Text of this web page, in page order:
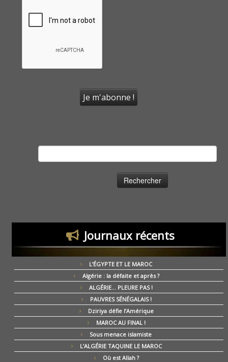
Journaux récents
L’ÉGYPTE ET LE MAROC
Algérie : la défaite et après ?
ALGÉRIE… PLEURE PAS !
PAUVRES SÉNÉGALAIS !
Dziriya défie l’Amérique
MAROC AU FINAL !
Sous menace islamiste
L’ALGÉRIE TAQUINE LE MAROC
Où est Allah ?